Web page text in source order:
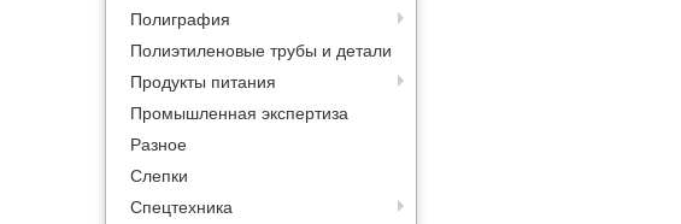
Полиграфия
Полиэтиленовые трубы и детали
Продукты питания
Промышленная экспертиза
Разное
Слепки
Спецтехника